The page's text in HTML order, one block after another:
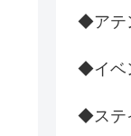
◆アテ
◆イベ
◆ステ